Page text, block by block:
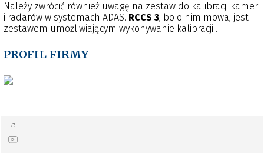
Motorowodnego.
czynników:R1234yf,R134aorazR744 (CO2). Na szczególną
uwagę zasługują stacje zserii 700 TOUCH , które są
przełomowym rozwiązaniem w tym sektorze, łącząc w sobie
rozwiązaniami technologicznymi, takimi jak: dotykowa
obsługa.
Należy zwrócić również uwagę na zestaw do kalibracji kamer
i radarów w systemach ADAS. RCCS 3, bo o nim mowa, jest
zestawem umożliwiającym wykonywanie kalibracji
procedur technicznych wyznaczonych przez poszczególnych
producentów pojazdów.
PROFIL FIRMY